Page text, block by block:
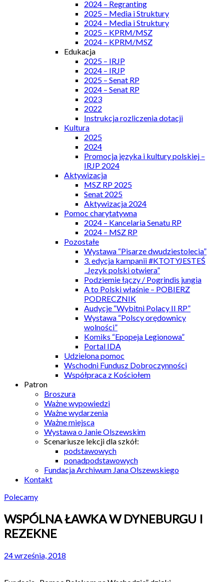
2024 – Regranting
2025 – Media i Struktury
2024 – Media i Struktury
2025 – KPRM/MSZ
2024 – KPRM/MSZ
Edukacja
2025 – IRJP
2024 – IRJP
2025 – Senat RP
2024 – Senat RP
2023
2022
Instrukcja rozliczenia dotacji
Kultura
2025
2024
Promocja języka i kultury polskiej –
IRJP 2024
Aktywizacja
MSZ RP 2025
Senat 2025
Aktywizacja 2024
Pomoc charytatywna
2024 – Kancelaria Senatu RP
2024 – MSZ RP
Pozostałe
Wystawa “Pisarze dwudziestolecia”
3. edycja kampanii #KTOTYJESTEŚ
„Język polski otwiera”
Podziemie łączy / Pogrindis jungia
A to Polski właśnie – POBIERZ
PODRECZNIK
Audycje “Wybitni Polacy II RP”
Wystawa “Polscy orędownicy
wolności”
Komiks “Epopeja Legionowa”
Portal IDA
Udzielona pomoc
Wschodni Fundusz Dobroczynności
Współpraca z Kościołem
Patron
Broszura
Ważne wypowiedzi
Ważne wydarzenia
Ważne miejsca
Wystawa o Janie Olszewskim
Scenariusze lekcji dla szkół:
podstawowych
ponadpodstawowych
Fundacja Archiwum Jana Olszewskiego
Kontakt
Polecamy
WSPÓLNA ŁAWKA W DYNEBURGU I
REZEKNE
24 września, 2018